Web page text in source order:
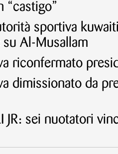
“castigo”
sportiva
Al-Musallam
riconfermato
dimissionato da
JR: sei nuotatori